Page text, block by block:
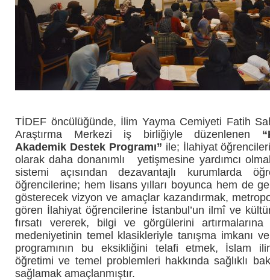
TİDEF öncülüğünde, İlim Yayma Cemiyeti Fatih
Araştırma Merkezi iş birliğiyle düzenlenen
Akademik Destek Programı” ile; İlahiyat
olarak daha donanımlı yetişmesine yardımcı
sistemi açısından dezavantajlı kurumlarda
öğrencilerine; hem lisans yılları boyunca hem de
gösterecek vizyon ve amaçlar kazandırmak,
gören İlahiyat öğrencilerine İstanbul’un ilmî ve
fırsatı vererek, bilgi ve görgülerini
medeniyetinin temel klasikleriyle tanışma imkanı
programının bu eksikliğini telafi etmek,
İslam
öğretimi ve temel problemleri hakkında sağlıklı
sağlamak amaçlanmıştır.